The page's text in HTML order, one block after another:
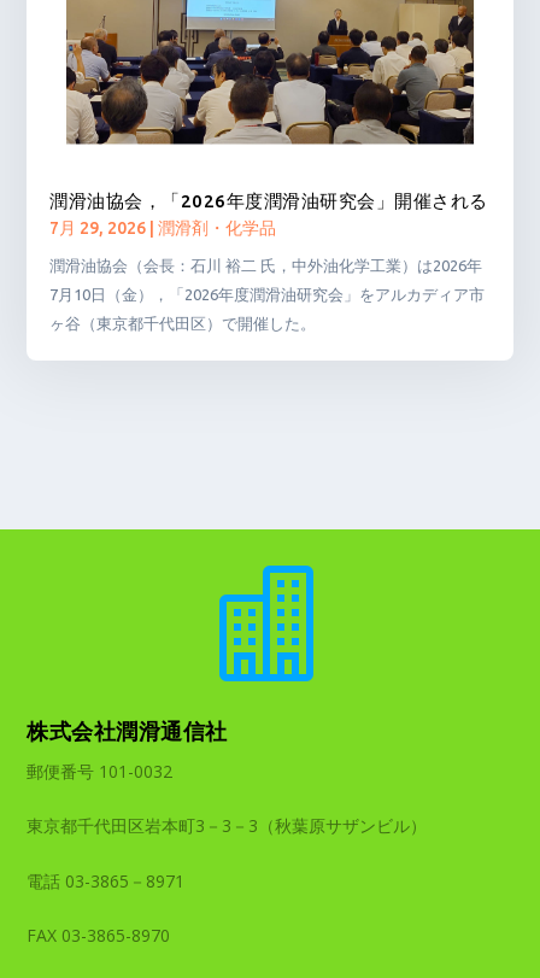
潤滑油協会，「2026年度潤滑油研究会」開催される
7月 29, 2026 |潤滑剤・化学品
潤滑油協会（会長：石川 裕二 氏，中外油化学工業）は2026年
7月10日（金），「2026年度潤滑油研究会」をアルカディア市
ヶ谷（東京都千代田区）で開催した。

株式会社潤滑通信社
郵便番号 101-0032
東京都千代田区岩本町3－3－3（秋葉原サザンビル）
電話 03-3865－8971
FAX 03-3865-8970